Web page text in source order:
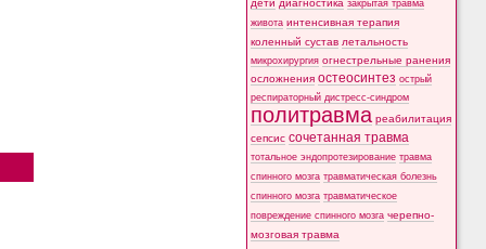
дети диагностика закрытая травма
живота интенсивная терапия
коленный сустав летальность
микрохирургия огнестрельные ранения
осложнения остеосинтез острый
респираторный дистресс-синдром
политравма реабилитация
сепсис сочетанная травма
тотальное эндопротезирование травма
спинного мозга травматическая болезнь
спинного мозга травматическое
повреждение спинного мозга черепно-
мозговая травма